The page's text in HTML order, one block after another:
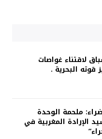
لاقتناء غواصات
قوته البحرية .
ملحمة الوحدة
الإرادة المغربية في